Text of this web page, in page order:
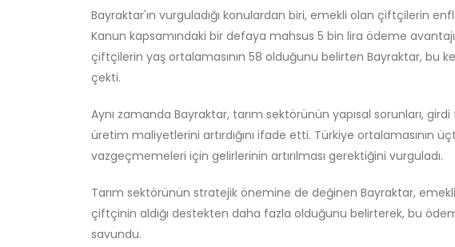
Bayraktar'ın vurguladığı konulardan biri, emekli olan çiftçilerin
Kanun kapsamındaki bir defaya mahsus 5 bin lira ödeme
çiftçilerin yaş ortalamasının 58 olduğunu belirten Bayraktar, bu
çekti.
Aynı zamanda Bayraktar, tarım sektörünün yapısal sorunları,
üretim maliyetlerini artırdığını ifade etti. Türkiye ortalamasının
vazgeçmemeleri için gelirlerinin artırılması gerektiğini vurguladı.
Tarım sektörünün stratejik önemine de değinen Bayraktar,
çiftçinin aldığı destekten daha fazla olduğunu belirterek, bu
savundu.